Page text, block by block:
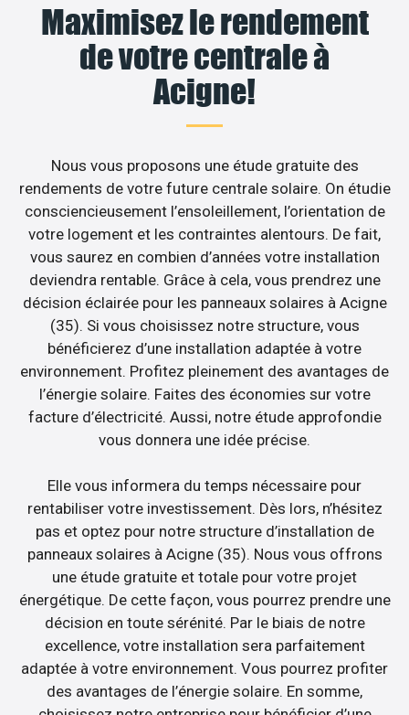
Maximisez le rendement
de votre centrale à
Acigne!
Nous vous proposons une étude gratuite des
rendements de votre future centrale solaire. On étudie
consciencieusement l’ensoleillement, l’orientation de
votre logement et les contraintes alentours. De fait,
vous saurez en combien d’années votre installation
deviendra rentable. Grâce à cela, vous prendrez une
décision éclairée pour les panneaux solaires à Acigne
(35). Si vous choisissez notre structure, vous
bénéficierez d’une installation adaptée à votre
environnement. Profitez pleinement des avantages de
l’énergie solaire. Faites des économies sur votre
facture d’électricité. Aussi, notre étude approfondie
vous donnera une idée précise.
Elle vous informera du temps nécessaire pour
rentabiliser votre investissement. Dès lors, n’hésitez
pas et optez pour notre structure d’installation de
panneaux solaires à Acigne (35). Nous vous offrons
une étude gratuite et totale pour votre projet
énergétique. De cette façon, vous pourrez prendre une
décision en toute sérénité. Par le biais de notre
excellence, votre installation sera parfaitement
adaptée à votre environnement. Vous pourrez profiter
des avantages de l’énergie solaire. En somme,